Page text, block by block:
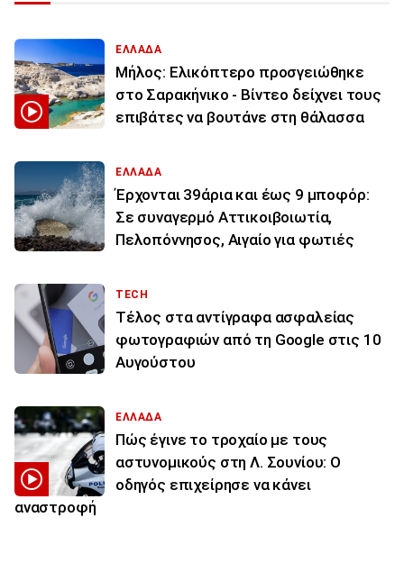
ΕΛΛΑΔΑ
Μήλος: Ελικόπτερο προσγειώθηκε
στο Σαρακήνικο - Βίντεο δείχνει τους
επιβάτες να βουτάνε στη θάλασσα
ΕΛΛΑΔΑ
Έρχονται 39άρια και έως 9 μποφόρ:
Σε συναγερμό Αττικοιβοιωτία,
Πελοπόννησος, Αιγαίο για φωτιές
TECH
Τέλος στα αντίγραφα ασφαλείας
φωτογραφιών από τη Google στις 10
Αυγούστου
ΕΛΛΑΔΑ
Πώς έγινε το τροχαίο με τους
αστυνομικούς στη Λ. Σουνίου: Ο
οδηγός επιχείρησε να κάνει
αναστροφή